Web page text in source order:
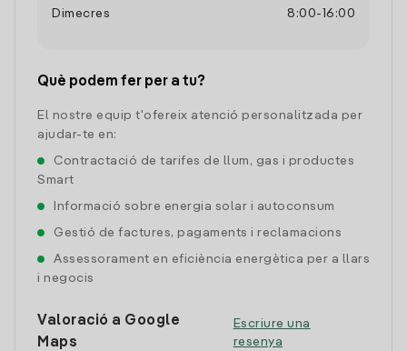
Dimecres
8:00- 16:00
Què podem fer per a tu?
El nostre equip t'ofereix atenció personalitzada per
ajudar-te en:
Contractació de tarifes de llum, gas i productes
Smart
Informació sobre energia solar i autoconsum
Gestió de factures, pagaments i reclamacions
Assessorament en eficiència energètica per a llars
i negocis
Valoració a Google
Maps
Escriure una
resenya